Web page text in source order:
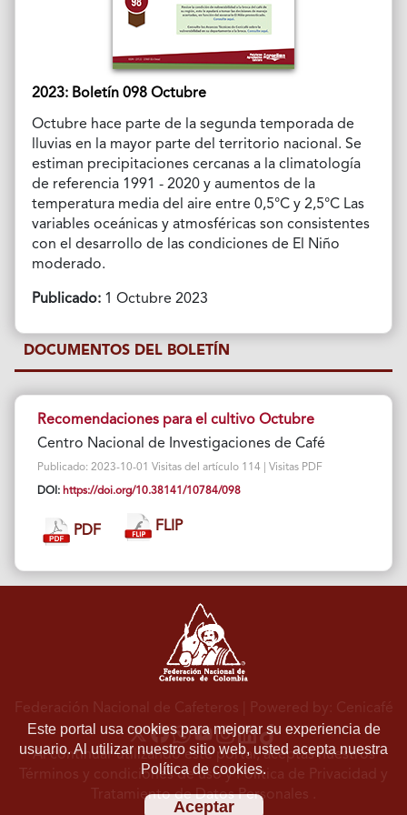
2023: Boletín 098 Octubre
Octubre hace parte de la segunda temporada de
lluvias en la mayor parte del territorio nacional. Se
estiman precipitaciones cercanas a la climatología
de referencia 1991 - 2020 y aumentos de la
temperatura media del aire entre 0,5°C y 2,5°C Las
variables oceánicas y atmosféricas son consistentes
con el desarrollo de las condiciones de El Niño
moderado.
Publicado:1 Octubre 2023
DOCUMENTOS DEL BOLETÍN
Recomendaciones para el cultivo Octubre
Centro Nacional de Investigaciones de Café
Publicado: 2023-10-01 Visitas del artículo 114 | Visitas PDF
DOI: https://doi.org/10.38141/10784/098
PDF FLIP
Este portal usa cookies para mejorar su experiencia de
usuario. Al utilizar nuestro sitio web, usted acepta nuestra
Política de cookies.
Aceptar
Federación Nacional de Cafeteros | Powered by: Cenicafé
Al continuar utilizando este portal, aceptas nuestros
Términos y condiciones de usoyPolítica de Privacidad y
Tratamiento de Datos Personales